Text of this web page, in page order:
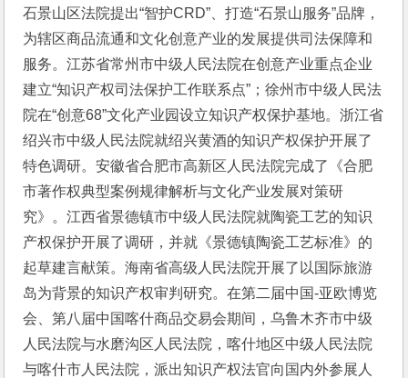
石景山区法院提出“智护CRD”、打造“石景山服务”品牌，
为辖区商品流通和文化创意产业的发展提供司法保障和
服务。江苏省常州市中级人民法院在创意产业重点企业
建立“知识产权司法保护工作联系点”；徐州市中级人民法
院在“创意68”文化产业园设立知识产权保护基地。浙江省
绍兴市中级人民法院就绍兴黄酒的知识产权保护开展了
特色调研。安徽省合肥市高新区人民法院完成了《合肥
市著作权典型案例规律解析与文化产业发展对策研
究》。江西省景德镇市中级人民法院就陶瓷工艺的知识
产权保护开展了调研，并就《景德镇陶瓷工艺标准》的
起草建言献策。海南省高级人民法院开展了以国际旅游
岛为背景的知识产权审判研究。在第二届中国-亚欧博览
会、第八届中国喀什商品交易会期间，乌鲁木齐市中级
人民法院与水磨沟区人民法院，喀什地区中级人民法院
与喀什市人民法院，派出知识产权法官向国内外参展人